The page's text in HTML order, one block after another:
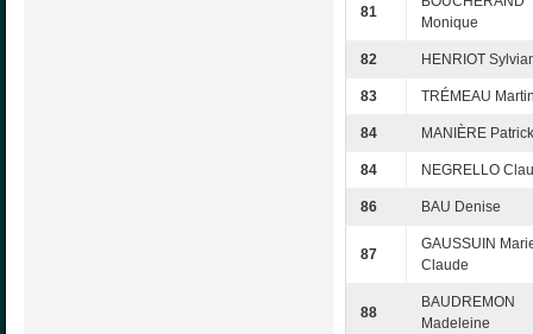
81
Monique
82 HENRIOT
83 TRÉMEAU
84 MANIÈRE Patrick
84 NEGRELLO
86 BAU Denise
87
GAUSSUIN
Claude
88
BAUDREMON
Madeleine